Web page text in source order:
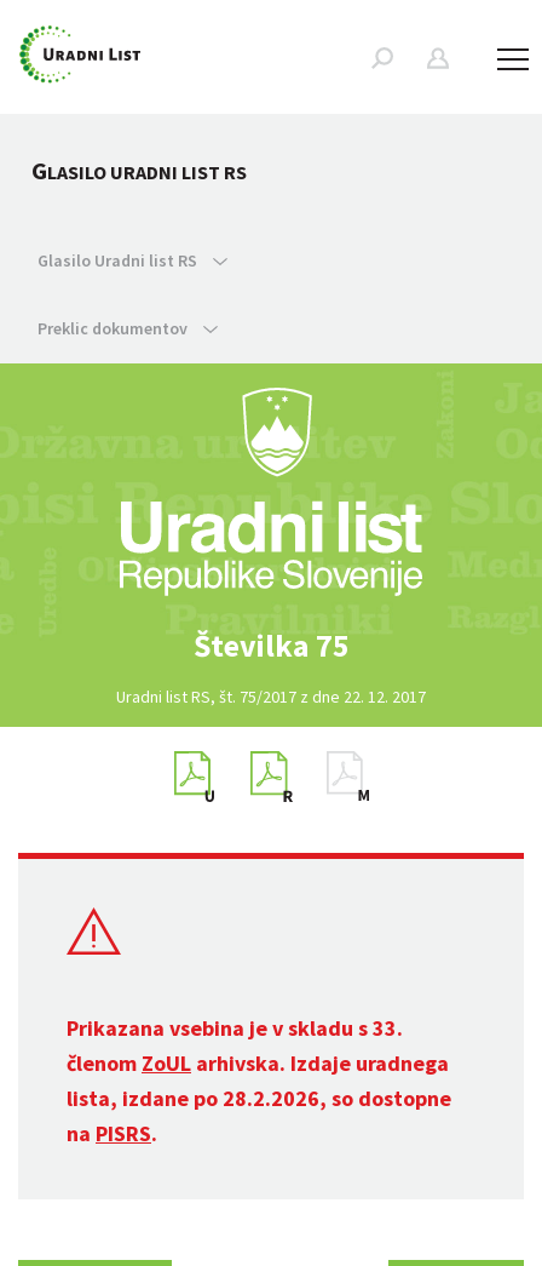
GLASILO URADNI LIST RS
Glasilo Uradni list RS
Preklic dokumentov
Številka 75
Uradni list RS, št. 75/2017 z dne 22. 12. 2017
Prikazana vsebina je v skladu s 33.
členom ZoUL arhivska. Izdaje uradnega
lista, izdane po 28.2.2026, so dostopne
na PISRS.